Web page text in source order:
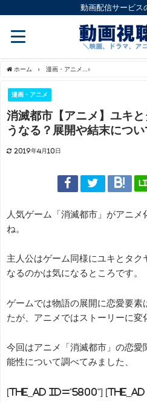
動画配信サービス
ホーム 漫画・アニメ
漫画・アニメ
消滅都市【アニメ】ユキ
うなる？展開や結末につい
2019年4月10日
人気ゲーム「消滅都市」がアニ
ね。
主人公はゲーム同様にユキとタク
なるのかは気になるところです。
ゲームでは物語の展開に恋愛要素
たが、アニメではストーリーに変
今回はアニメ「消滅都市」の恋愛
能性について調べてみました、
[the_ad id="5800"]